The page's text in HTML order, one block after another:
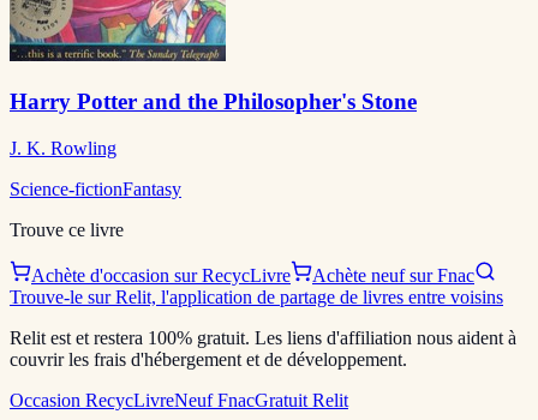
Harry Potter and the Philosopher's Stone
J. K. Rowling
Science-fictionFantasy
Trouve ce livre
Achète d'occasion sur RecycLivre
Achète neuf sur Fnac
Trouve-le sur Relit, l'application de partage de livres entre voisins
Relit est et restera 100% gratuit. Les liens d'affiliation nous aident à
couvrir les frais d'hébergement et de développement.
Occasion RecycLivreNeuf FnacGratuit Relit